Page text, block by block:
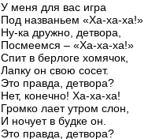
У меня для вас игра
Под названьем «Ха-ха-ха!»
Ну-ка дружно, детвора,
Посмеемся – «Ха-ха-ха!»
Спит в берлоге хомячок,
Лапку он свою сосет.
Это правда, детвора?
Нет, конечно! Ха-ха-ха!
Громко лает утром слон,
И ночует в будке он.
Это правда, детвора?